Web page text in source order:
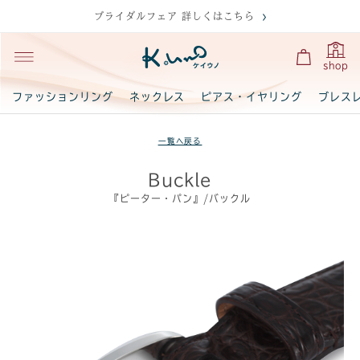
ブライダルフェア 詳しくはこちら
shop
ファッションリング ネックレス ピアス・イヤリング ブレス
一覧へ戻る
Buckle
『ピーター・パン』/バックル